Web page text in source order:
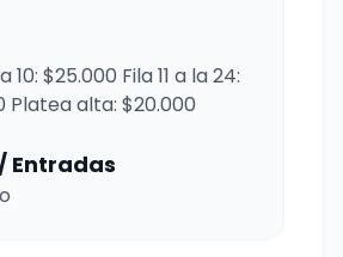
10: $25.000 Fila 11 a la 24:
Platea alta: $20.000
Entradas